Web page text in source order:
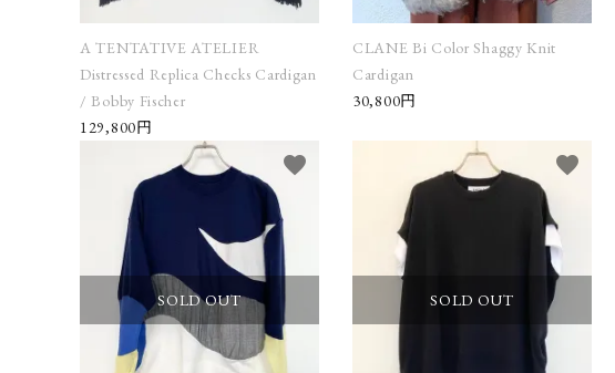
A TENTATIVE ATELIER
Distressed Replica Checks Cardigan
/ Bobby Fischer
129,800円
CLANE Bi Color Shaggy Knit
Cardigan
30,800円
SOLD OUT
favorite
SOLD OUT
favorite